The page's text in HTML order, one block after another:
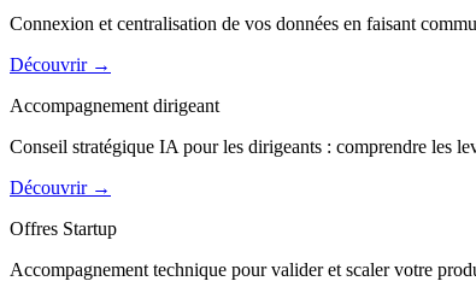
Connexion et centralisation de vos données en faisant
Découvrir →
Accompagnement dirigeant
Conseil stratégique IA pour les dirigeants : comprendre les
Découvrir →
Offres Startup
Accompagnement technique pour valider et scaler votre